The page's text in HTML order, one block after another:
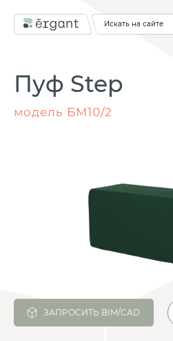
Искать на сайте
Пуф Step
модель БМ10/2
ЗАПРОСИТЬ BIM/CAD